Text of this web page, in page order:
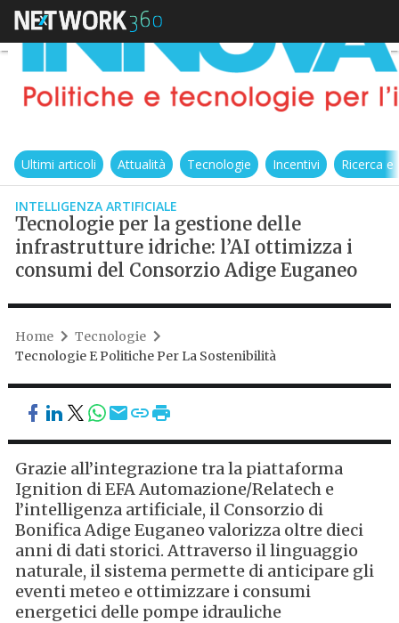
Ultimi articoli Attualità Tecnologie Incentivi Ricerca
INTELLIGENZA ARTIFICIALE
Tecnologie per la gestione delle
infrastrutture idriche: l’AI ottimizza i
consumi del Consorzio Adige Euganeo
Home
Tecnologie
Tecnologie E Politiche Per La Sostenibilità
Grazie all’integrazione tra la piattaforma
Ignition di EFA Automazione/Relatech e
l’intelligenza artificiale, il Consorzio di
Bonifica Adige Euganeo valorizza oltre dieci
anni di dati storici. Attraverso il linguaggio
naturale, il sistema permette di anticipare gli
eventi meteo e ottimizzare i consumi
energetici delle pompe idrauliche